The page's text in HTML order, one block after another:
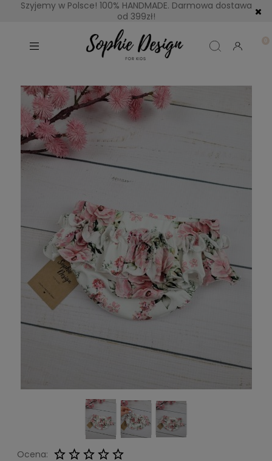
Szyjemy w Polsce! 100% HANDMADE. Darmowa dostawa
od 399zł!
Ocena: